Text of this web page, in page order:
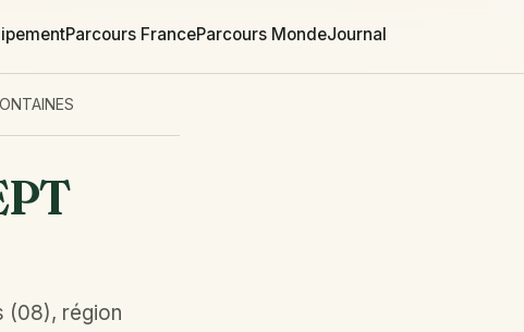
Parcours FranceParcours MondeJournal
(08), région